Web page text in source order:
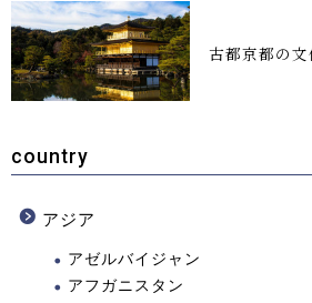
古都京都の
country
アジア
アゼルバイジャン
アフガニスタン